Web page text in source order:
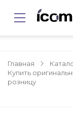
Главная
Купить
розницу